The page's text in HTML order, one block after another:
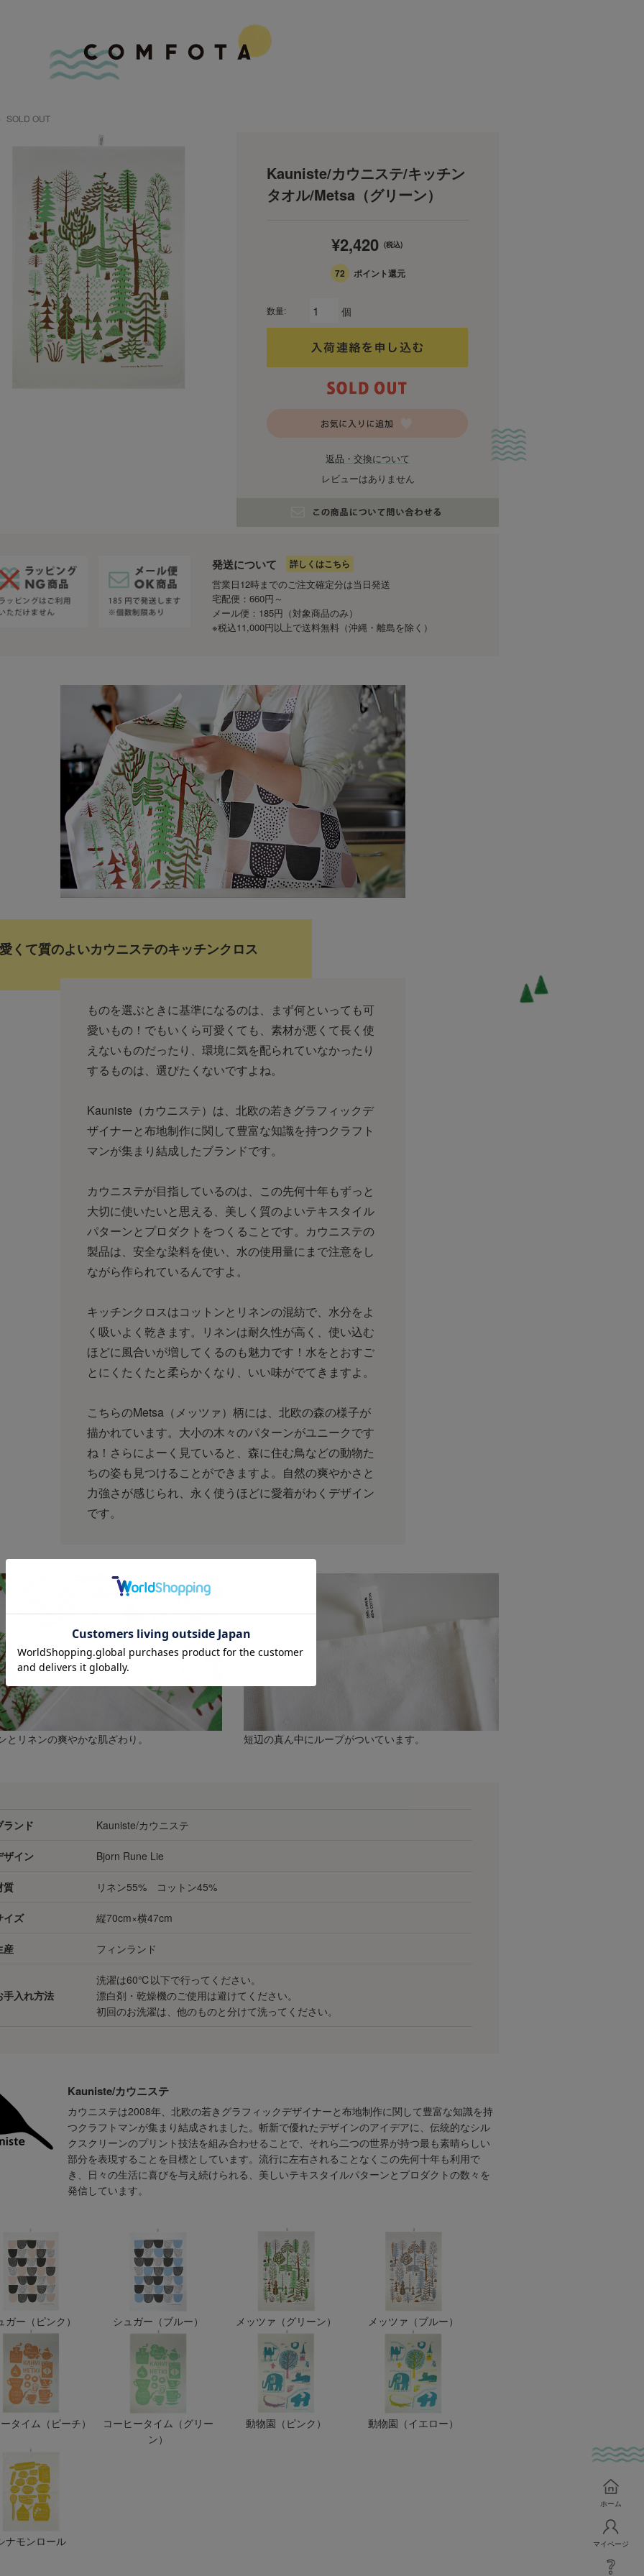
ホーム
マイページ
SOLD OUT
Kauniste/カウニステ/キッチン
タオル/Metsa（グリーン）
¥2,420 (税込)
72 ポイント還元
数量: 個
返品・交換について
レビューはありません
発送について 詳しくはこちら
営業日12時までのご注文確定分は当日発送
宅配便：660円～
メール便：185円（対象商品のみ）
※税込11,000円以上で送料無料（沖縄・離島を除く）
くて質のよいカウニステのキッチンクロス
ものを選ぶときに基準になるのは、まず何といっても可
愛いもの！でもいくら可愛くても、素材が悪くて長く使
えないものだったり、環境に気を配られていなかったり
するものは、選びたくないですよね。
Kauniste（カウニステ）は、北欧の若きグラフィックデ
ザイナーと布地制作に関して豊富な知識を持つクラフト
マンが集まり結成したブランドです。
カウニステが目指しているのは、この先何十年もずっと
大切に使いたいと思える、美しく質のよいテキスタイル
パターンとプロダクトをつくることです。カウニステの
製品は、安全な染料を使い、水の使用量にまで注意をし
ながら作られているんですよ。
キッチンクロスはコットンとリネンの混紡で、水分をよ
く吸いよく乾きます。リネンは耐久性が高く、使い込む
ほどに風合いが増してくるのも魅力です！水をとおすご
とにくたくたと柔らかくなり、いい味がでてきますよ。
こちらのMetsa（メッツァ）柄には、北欧の森の様子が
描かれています。大小の木々のパターンがユニークです
ね！さらによーく見ていると、森に住む鳥などの動物た
ちの姿も見つけることができますよ。自然の爽やかさと
力強さが感じられ、永く使うほどに愛着がわくデザイン
です。
とリネンの爽やかな肌ざわり。 短辺の真ん中にループがついています。
ランド Kauniste/カウニステ
ザイン Bjorn Rune Lie
質 リネン55% コットン45%
イズ 縦70cm×横47cm
産 フィンランド
手入れ方法
洗濯は60℃以下で行ってください。
漂白剤・乾燥機のご使用は避けてください。
初回のお洗濯は、他のものと分けて洗ってください。
Kauniste/カウニステ
カウニステは2008年、北欧の若きグラフィックデザイナーと布地制作に関して豊富な知識を持
つクラフトマンが集まり結成されました。斬新で優れたデザインのアイデアに、伝統的なシル
クスクリーンのプリント技法を組み合わせることで、それら二つの世界が持つ最も素晴らしい
部分を表現することを目標としています。流行に左右されることなくこの先何十年も利用で
き、日々の生活に喜びを与え続けられる、美しいテキスタイルパターンとプロダクトの数々を
発信しています。
ガー（ピンク） シュガー（ブルー） メッツァ（グリーン） メッツァ（ブルー）
タイム（ピーチ）
コーヒータイム（グリー
ン）
動物園（ピンク） 動物園（イエロー）
ナモンロール